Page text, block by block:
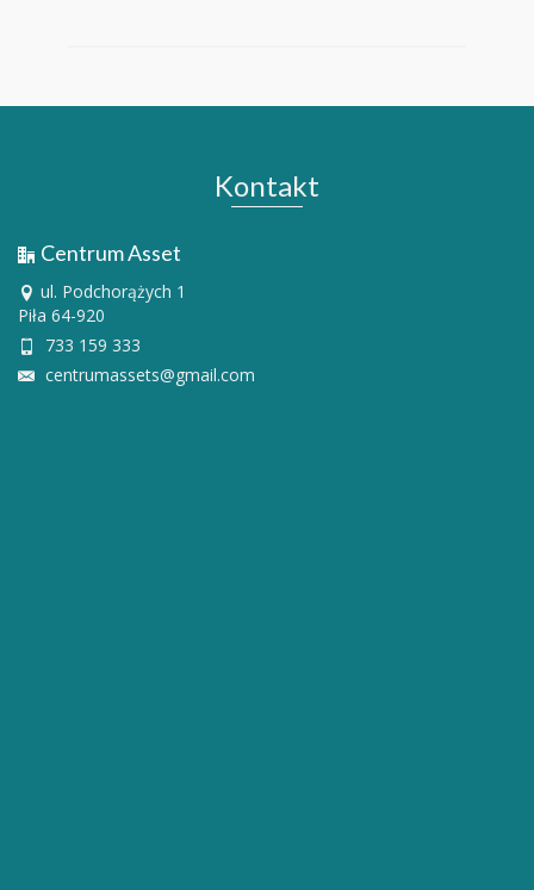
Kontakt
Centrum Asset
ul. Podchorążych 1
Piła 64-920
733 159 333
centrumassets@gmail.com